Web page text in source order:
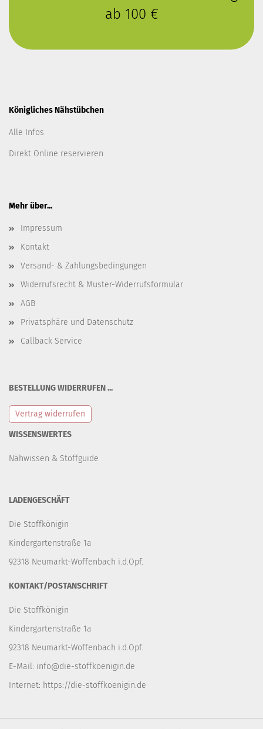
ab 100 €
Königliches Nähstübchen
Alle Infos
Direkt Online reservieren
Mehr über...
Impressum
Kontakt
Versand- & Zahlungsbedingungen
Widerrufsrecht & Muster-Widerrufsformular
AGB
Privatsphäre und Datenschutz
Callback Service
BESTELLUNG WIDERRUFEN ...
Vertrag widerrufen
WISSENSWERTES
Nähwissen & Stoffguide
LADENGESCHÄFT
Die Stoffkönigin
Kindergartenstraße 1a
92318 Neumarkt-Woffenbach i.d.Opf.
KONTAKT/POSTANSCHRIFT
Die Stoffkönigin
Kindergartenstraße 1a
92318 Neumarkt-Woffenbach i.d.Opf.
E-Mail: info@die-stoffkoenigin.de
Internet: https://die-stoffkoenigin.de